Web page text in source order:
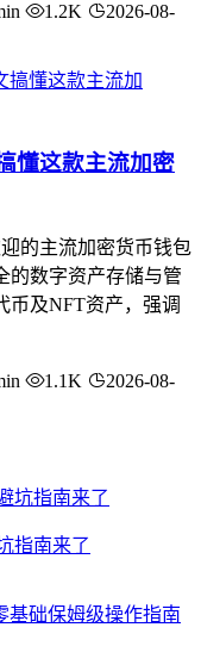
1.2K
2026-08-
懂这款主流加密
的主流加密货币钱包
的数字资产存储与管
币及NFT资产，强调
1.1K
2026-08-
指南来了